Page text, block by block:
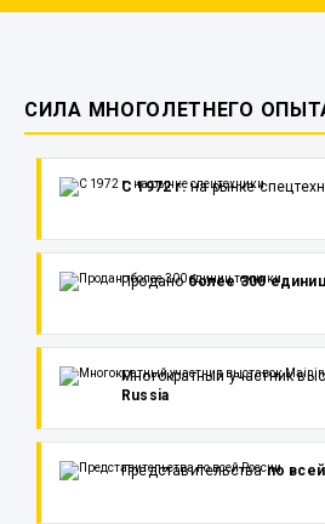
СИЛА МНОГОЛЕТНЕГО
С 1972 г.на рынке
Проданоболее 300
Многократный участник
Russia
Представительствапо